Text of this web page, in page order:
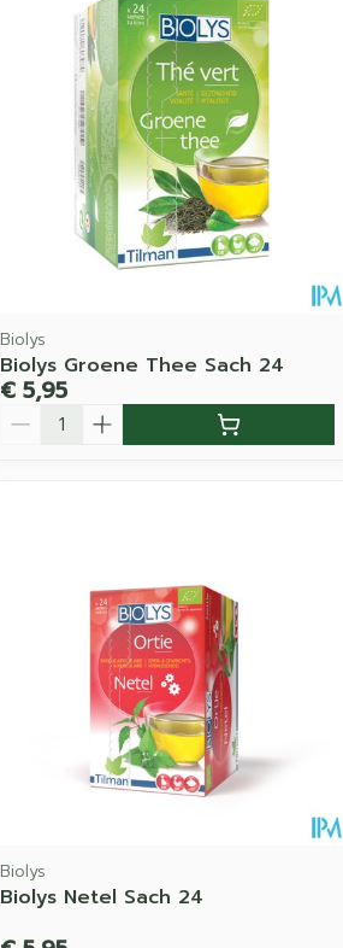
Biolys
Biolys Groene Thee Sach 24
€ 5,95
Aantal
Biolys
Biolys Netel Sach 24